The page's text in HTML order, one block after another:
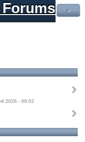
»
2026 - 09:02